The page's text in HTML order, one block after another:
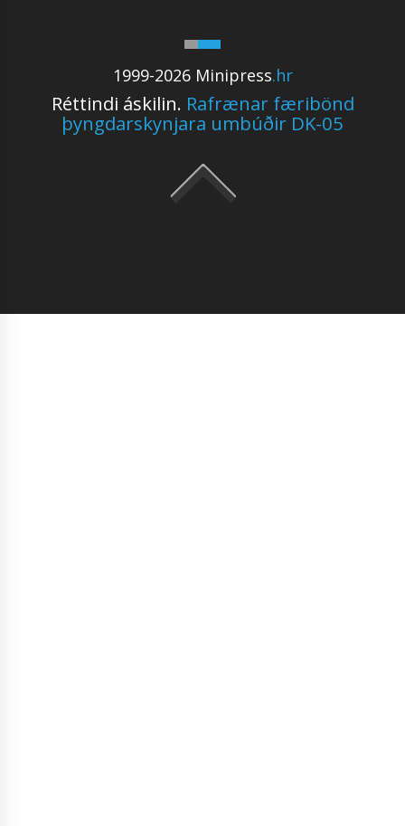
1999-2026 Minipress.hr
Réttindi áskilin. Rafrænar færibönd
þyngdarskynjara umbúðir DK-05